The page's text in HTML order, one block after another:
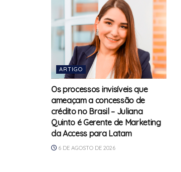
ARTIGO
Os processos invisíveis que
ameaçam a concessão de
crédito no Brasil – Juliana
Quinto é Gerente de Marketing
da Access para Latam
6 DE AGOSTO DE 2026